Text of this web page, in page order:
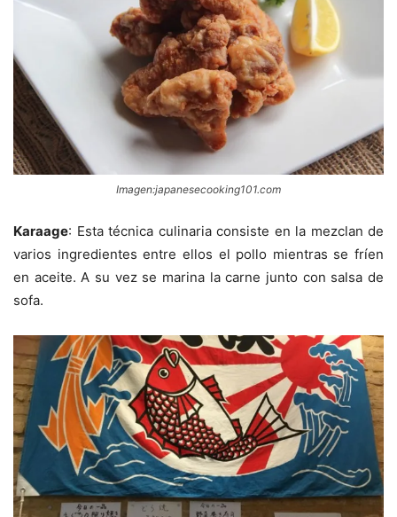
Imagen:japanesecooking101.com
Karaage: Esta técnica culinaria consiste en la mezclan de
varios ingredientes entre ellos el pollo mientras se fríen
en aceite. A su vez se marina la carne junto con salsa de
sofa.